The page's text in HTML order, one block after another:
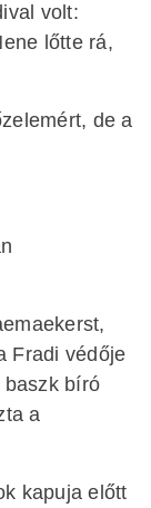
volt:
lőtte rá,
de a
Fradi védője
baszk bíró
a
kapuja előtt